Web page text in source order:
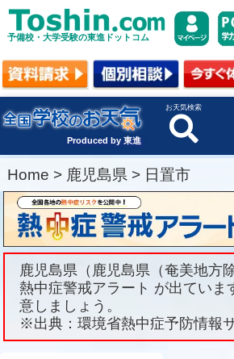
予備校・大学受験の東進ドットコム
Produced by 東進
お天気検索
Home > 鹿児島県 > 日置市
鹿児島県（鹿児島県（奄美地方
熱中症警戒アラート が出ていま
意しましょう。
※出典：環境省熱中症予防情報